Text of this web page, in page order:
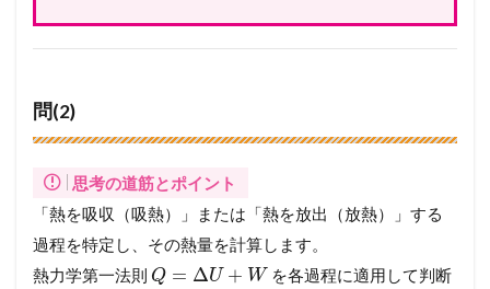
問(2)
思考の道筋とポイント
「熱を吸収（吸熱）」または「熱を放出（放熱）」する
過程を特定し、その熱量を計算します。
熱力学第一法則 Q = ΔU + Wを各過程に適用して判断